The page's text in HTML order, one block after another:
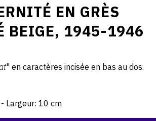
EN GRÈS
BEIGE, 1945-1946
" en caractères incisée en bas au dos.
Largeur: 10 cm